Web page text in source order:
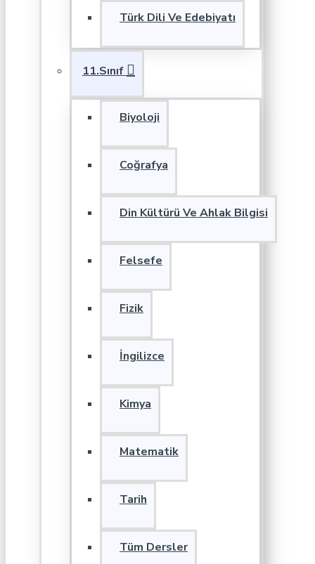
Türk Dili Ve Edebiyatı
11.Sınıf
Biyoloji
Coğrafya
Din Kültürü Ve Ahlak Bilgisi
Felsefe
Fizik
İngilizce
Kimya
Matematik
Tarih
Tüm Dersler